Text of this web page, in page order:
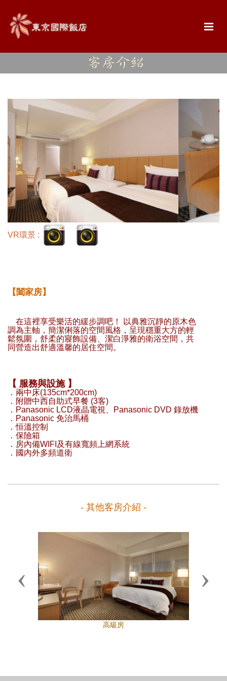
VR環景 :
【闔家房】
在這裡享受樂活的緩步調吧！ 以典雅沉靜的原木色
調為主軸，簡潔俐落的空間風格，呈現穩重大方的輕
鬆氛圍，舒柔的寢飾設備、潔白淨雅的衛浴空間，共
同營造出舒適溫馨的居住空間。
【 服務與設施 】
．兩中床(135cm*200cm)
．附贈中西自助式早餐 (3客)
．Panasonic LCD液晶電視、Panasonic DVD 錄放機
．Panasonic 免治馬桶
．恒溫控制
．保險箱
．房內備WIFI及有線寬頻上網系統
．國內外多頻道衛
- 其他客房介紹 -
高級房
Previous Next